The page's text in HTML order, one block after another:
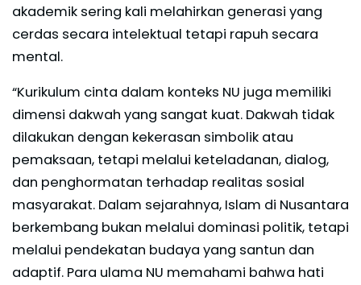
akademik sering kali melahirkan generasi yang
cerdas secara intelektual tetapi rapuh secara
mental.
“Kurikulum cinta dalam konteks NU juga memiliki
dimensi dakwah yang sangat kuat. Dakwah tidak
dilakukan dengan kekerasan simbolik atau
pemaksaan, tetapi melalui keteladanan, dialog,
dan penghormatan terhadap realitas sosial
masyarakat. Dalam sejarahnya, Islam di Nusantara
berkembang bukan melalui dominasi politik, tetapi
melalui pendekatan budaya yang santun dan
adaptif. Para ulama NU memahami bahwa hati